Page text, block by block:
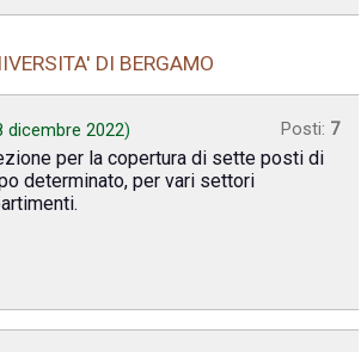
DI BERGAMO
dicembre 2022) Posti: 7
per la copertura di sette posti di
determinato, per vari settori